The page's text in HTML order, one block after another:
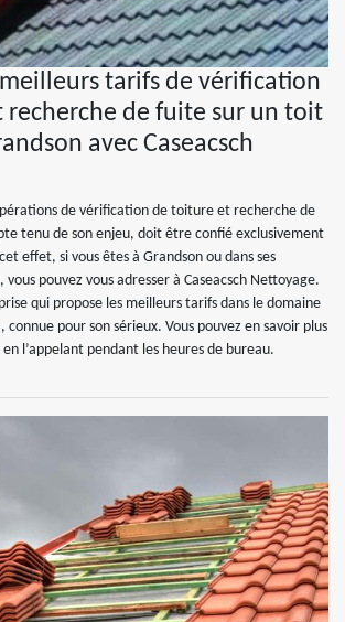
tarifs de vérification
de fuite sur un toit
avec Caseacsch
de vérification de toiture et recherche de
tenu de son enjeu, doit être confié exclusivement
effet, si vous êtes à Grandson ou dans ses
vous pouvez vous adresser à Caseacsch Nettoyage.
qui propose les meilleurs tarifs dans le domaine
connue pour son sérieux. Vous pouvez en savoir plus
l’appelant pendant les heures de bureau.